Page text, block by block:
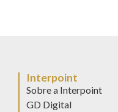
Interpoint
Sobre a Interpoint
GD Digital